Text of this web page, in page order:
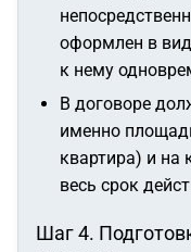
оформлен в
к нему
В договоре
именно
квартира) и на
весь срок
Шаг 4.